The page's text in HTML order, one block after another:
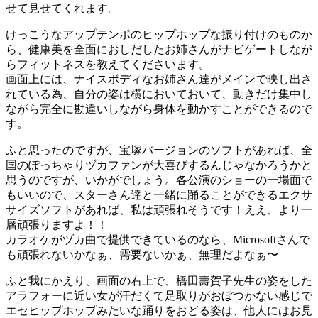
せて見せてくれます。
けっこうなアップテンポのヒップホップな振り付けのものか
ら、健康美を全面におしだしたお姉さんがナビゲートしなが
らフィットネスを教えてくださいます。
画面上には、ナイスボディなお姉さん達がメインで映し出さ
れている為、自分の姿は横においておいて、動きだけ集中し
ながら完全に勘違いしながら身体を動かすことができるので
す。
ふと思ったのですが、宝塚バージョンのソフトがあれば、全
国のぽっちゃりヅカファンが大喜びするんじゃなかろうかと
思うのですが、いかがでしょう。各公演のショーの一場面で
もいいので、スターさん達と一緒に踊ることができるエクサ
サイズソフトがあれば、私は頑張れそうです！ええ、より一
層頑張りますよ！！
カラオケがヅカ曲で提供できているのなら、Microsoftさんで
も頑張れないかなぁ、需要ないかぁ、無理だよなぁ〜
ふと我にかえり、画面の右上で、橋田壽賀子先生の姿をした
アラフォーに近い女が汗だくて足取りがおぼつかない感じで
エセヒップホップみたいな踊りをおどる姿は、他人にはお見